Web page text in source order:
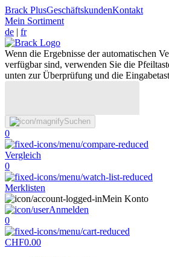
Brack PlusGeschäftskundenKontakt
Mein Sortiment
de | fr
Wenn die Ergebnisse der automatischen
verfügbar sind, verwenden Sie die
unten zur Überprüfung und die
Suchen
0
Vergleich
0
Merklisten
Mein Konto
Anmelden
0
CHF0.00